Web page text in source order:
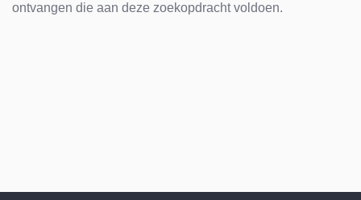
ontvangen die aan deze zoekopdracht voldoen.